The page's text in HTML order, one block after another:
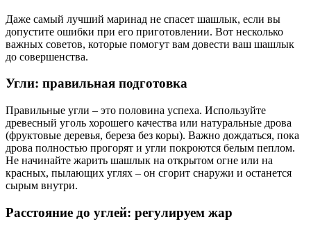
Даже самый лучший маринад не спасет шашлык, если вы
допустите ошибки при его приготовлении. Вот несколько
важных советов, которые помогут вам довести ваш шашлык
до совершенства.
Угли: правильная подготовка
Правильные угли – это половина успеха. Используйте
древесный уголь хорошего качества или натуральные дрова
(фруктовые деревья, береза без коры). Важно дождаться, пока
дрова полностью прогорят и угли покроются белым пеплом.
Не начинайте жарить шашлык на открытом огне или на
красных, пылающих углях – он сгорит снаружи и останется
сырым внутри.
Расстояние до углей: регулируем жар